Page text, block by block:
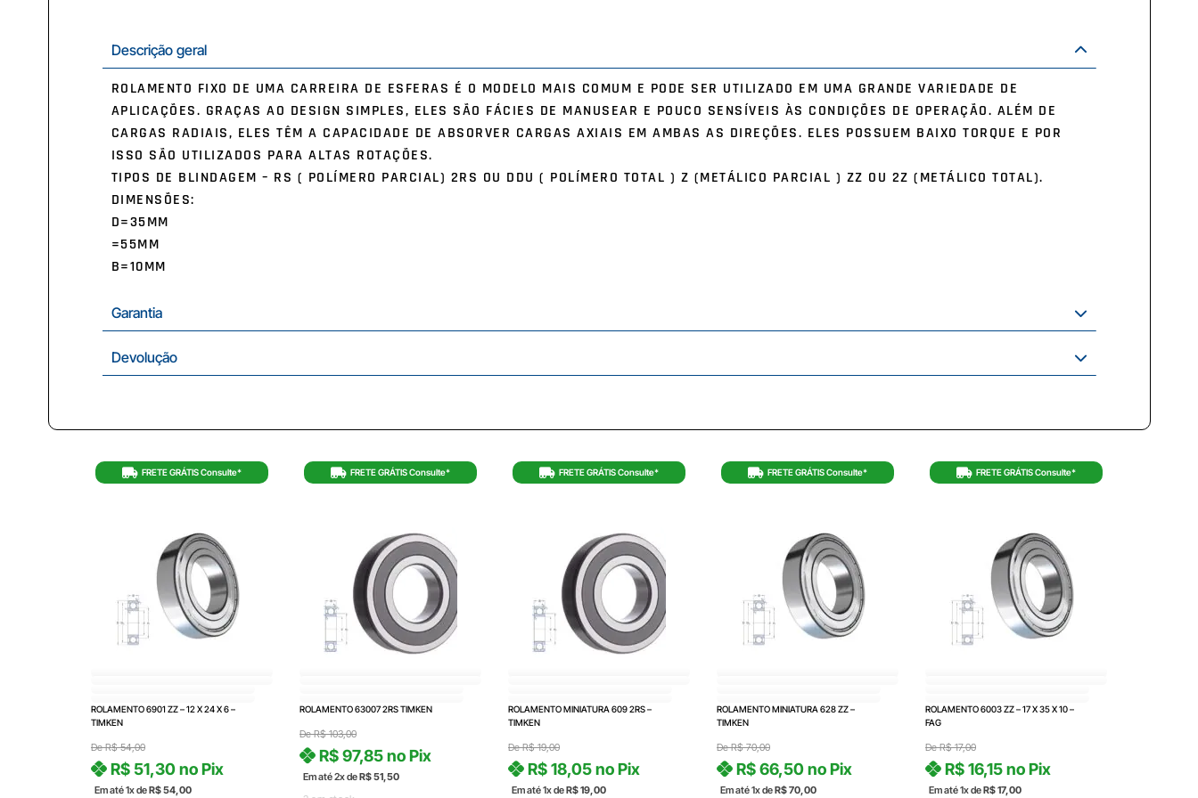
Descrição geral
ROLAMENTO FIXO DE UMA CARREIRA DE ESFERAS É O MODELO MAIS COMUM E PODE SER UTILIZADO EM UMA GRANDE VARIEDADE DE
APLICAÇÕES. GRAÇAS AO DESIGN SIMPLES, ELES SÃO FÁCIES DE MANUSEAR E POUCO SENSÍVEIS ÀS CONDIÇÕES DE OPERAÇÃO. ALÉM DE
CARGAS RADIAIS, ELES TÊM A CAPACIDADE DE ABSORVER CARGAS AXIAIS EM AMBAS AS DIREÇÕES. ELES POSSUEM BAIXO TORQUE E POR
ISSO SÃO UTILIZADOS PARA ALTAS ROTAÇÕES.
TIPOS DE BLINDAGEM – RS ( POLÍMERO PARCIAL) 2RS OU DDU ( POLÍMERO TOTAL ) Z (METÁLICO PARCIAL ) ZZ OU 2Z (METÁLICO TOTAL).
DIMENSÕES:
D=35MM
=55MM
B=10MM
Garantia
Devolução
FRETE GRÁTIS Consulte*
ROLAMENTO 6901 ZZ – 12 X 24 X 6 –
TIMKEN
DeR$54,00
Em até 1x deR$54,00
R$51,30 no Pix
FRETE GRÁTIS Consulte*
ROLAMENTO 63007 2RS TIMKEN
DeR$103,00
Em até 2x deR$51,50
R$97,85 no Pix
FRETE GRÁTIS Consulte*
ROLAMENTO MINIATURA 609 2RS –
TIMKEN
DeR$19,00
Em até 1x deR$19,00
R$18,05 no Pix
FRETE GRÁTIS Consulte*
ROLAMENTO MINIATURA 628 ZZ –
TIMKEN
DeR$70,00
Em até 1x deR$70,00
R$66,50 no Pix
FRETE GRÁTIS Consulte*
ROLAMENTO 6003 ZZ – 17 X 35 X 10 –
FAG
DeR$17,00
Em até 1x deR$17,00
R$16,15 no Pix